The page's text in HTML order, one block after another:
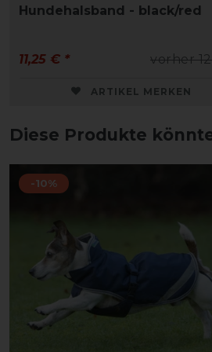
Hundehalsband - black/red
vorher
11,25 € *
ARTIKEL MERKEN
Diese Produkte
-10%